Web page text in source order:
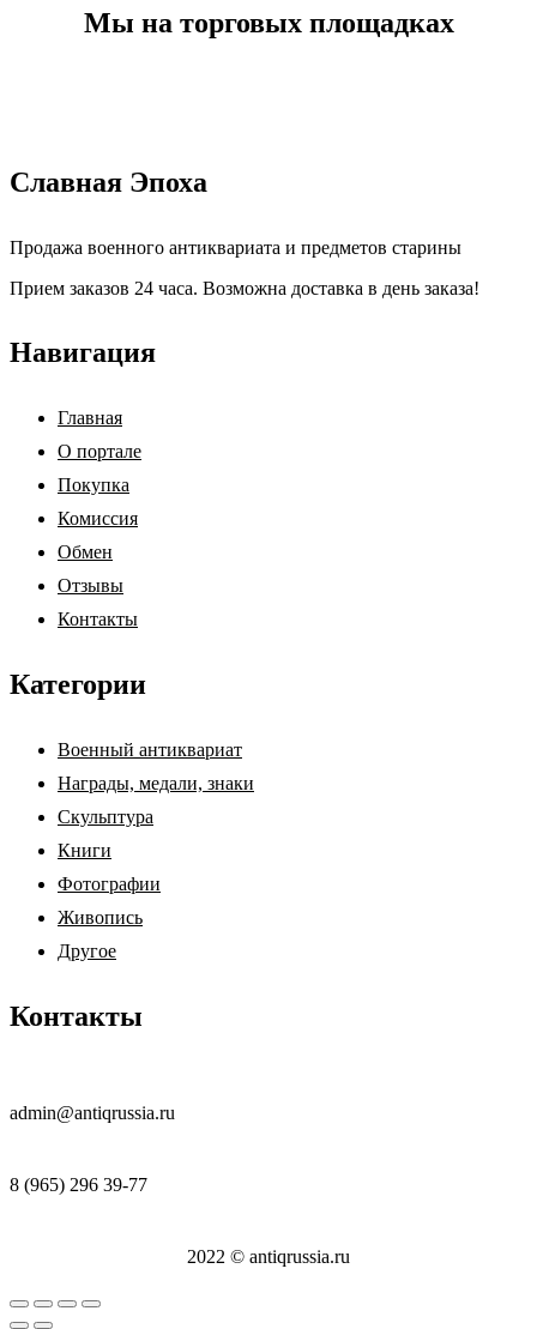
Мы на торговых площадках
Славная Эпоха
Продажа военного антиквариата и предметов старины
Прием заказов 24 часа. Возможна доставка в день заказа!
Навигация
Главная
О портале
Покупка
Комиссия
Обмен
Отзывы
Контакты
Категории
Военный антиквариат
Награды, медали, знаки
Скульптура
Книги
Фотографии
Живопись
Другое
Контакты
admin@antiqrussia.ru
8 (965) 296 39-77
2022 © antiqrussia.ru